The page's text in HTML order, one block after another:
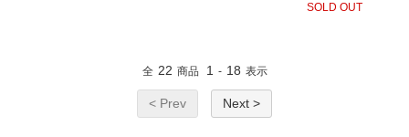
SOLD OUT
全 22 商品 1 - 18 表示
< Prev Next >